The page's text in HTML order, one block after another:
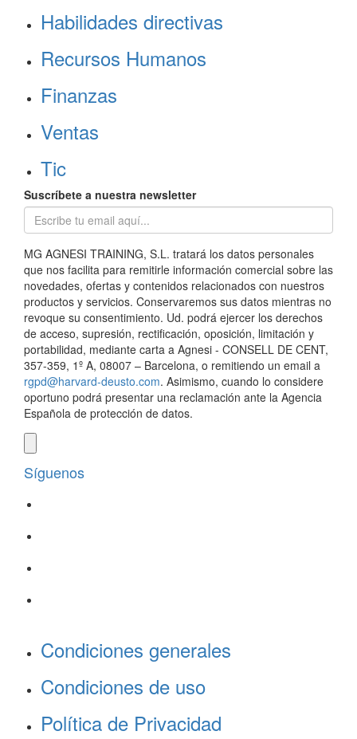
Habilidades directivas
Recursos Humanos
Finanzas
Ventas
Tic
Suscríbete a nuestra newsletter
MG AGNESI TRAINING, S.L. tratará los datos personales
que nos facilita para remitirle información comercial sobre las
novedades, ofertas y contenidos relacionados con nuestros
productos y servicios. Conservaremos sus datos mientras no
revoque su consentimiento. Ud. podrá ejercer los derechos
de acceso, supresión, rectificación, oposición, limitación y
portabilidad, mediante carta a Agnesi - CONSELL DE CENT,
357-359, 1º A, 08007 – Barcelona, o remitiendo un email a
rgpd@harvard-deusto.com. Asimismo, cuando lo considere
oportuno podrá presentar una reclamación ante la Agencia
Española de protección de datos.
Síguenos
Condiciones generales
Condiciones de uso
Política de Privacidad